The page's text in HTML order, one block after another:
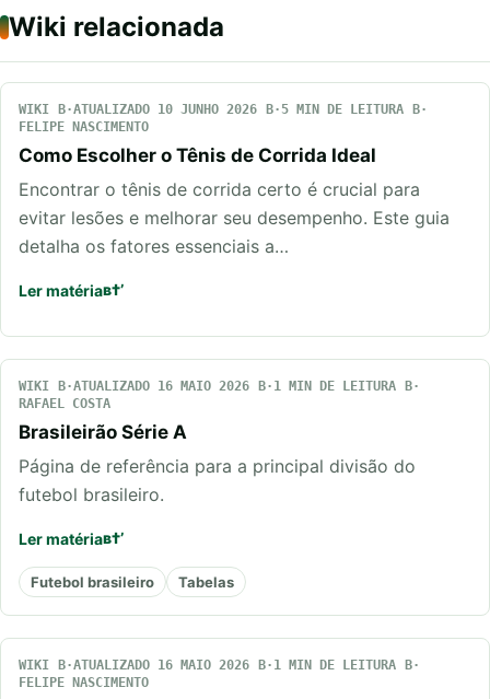
Wiki relacionada
WIKI ATUALIZADO 10 JUNHO 2026
5 MIN DE LEITURA
FELIPE NASCIMENTO
Como Escolher o Tênis de Corrida Ideal
Encontrar o tênis de corrida certo é crucial para
evitar lesões e melhorar seu desempenho. Este guia
detalha os fatores essenciais a…
Ler matéria
WIKI ATUALIZADO 16 MAIO 2026
1 MIN DE LEITURA
RAFAEL COSTA
Brasileirão Série A
Página de referência para a principal divisão do
futebol brasileiro.
Ler matéria
Futebol brasileiro Tabelas
WIKI ATUALIZADO 16 MAIO 2026
1 MIN DE LEITURA
FELIPE NASCIMENTO